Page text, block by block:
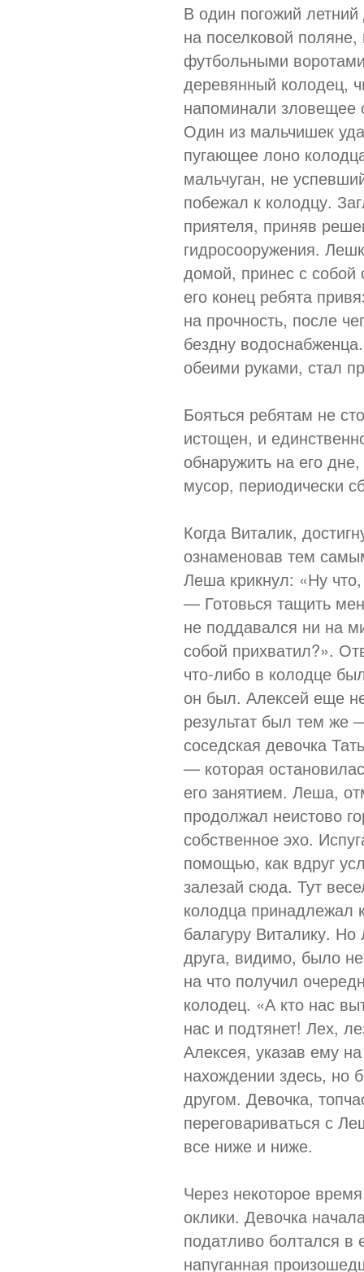
В один погожий
на поселковой
футбольными
деревянный колодец,
напоминали зловещее
Один из мальчишек
пугающее лоно
мальчуган, не
побежал к колодцу.
приятеля, приняв
гидросооружения.
домой, принес с собой
его конец ребята
на прочность, после
бездну
обеими руками, стал
Бояться ребятам не
истощен, и
обнаружить на его
мусор, периодически
Когда Виталик,
ознаменовав тем
Леша крикнул: «Ну
— Готовься тащить
не поддавался ни на
собой прихватил?».
что-либо в колодце
он был. Алексей еще
результат был тем же
соседская девочка
— которая
его занятием. Леша,
продолжал неистово
собственное эхо.
помощью, как вдруг
залезай сюда. Тут
колодца принадлежал
балагуру Виталику.
друга, видимо, было
на что получил
колодец. «А кто нас
нас и подтянет! Лех,
Алексея, указав ему
нахождении здесь, но
другом. Девочка,
переговариваться с
все ниже и ниже.
Через некоторое
оклики. Девочка
податливо болтался в
напуганная